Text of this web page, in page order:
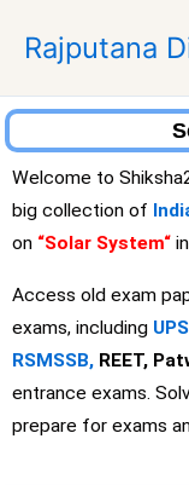
p
Rajputana
Welcome to
big collection of
on “Solar System“
Access old exam
exams, including
RSMSSB, REET,
entrance exams.
prepare for exams